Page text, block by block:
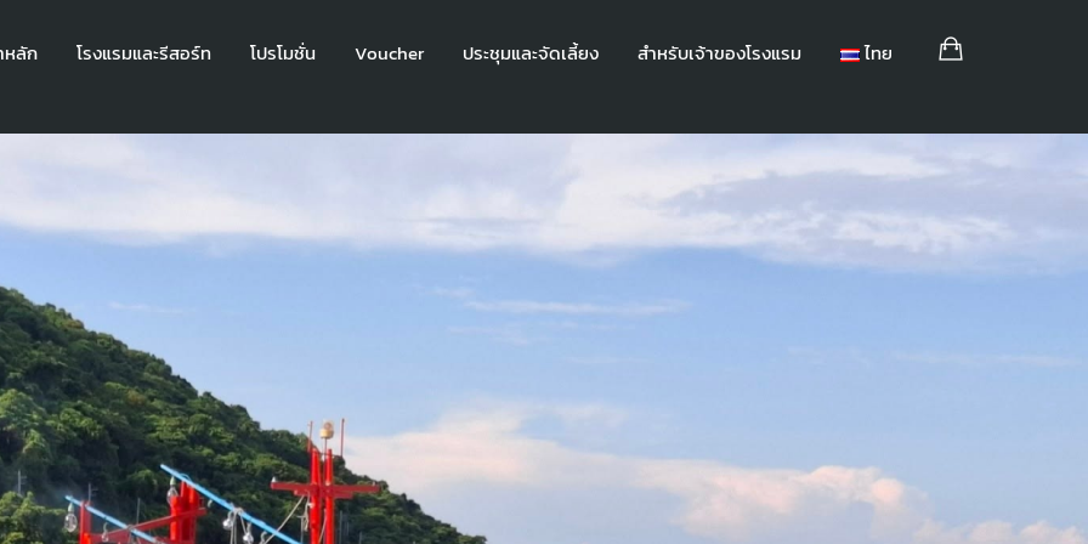
หลัก โรงแรมและรีสอร์ท โปรโมชั่น Voucher ประชุมและจัดเลี้ยง สำหรับเจ้าของโรงแรม ไทย